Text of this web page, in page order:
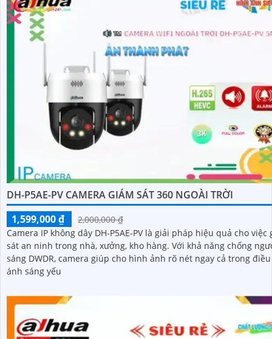
DH-P5AE-PV CAMERA GIÁM SÁT 360 NGOÀI TRỜI
1,599,000 ₫
2,000,000 ₫
Camera IP không dây DH-P5AE-PV là giải pháp hiệu quả cho việc
sát an ninh trong nhà, xưởng, kho hàng. Với khả năng chống ngược
sáng DWDR, camera giúp cho hình ảnh rõ nét ngay cả trong
ánh sáng yếu